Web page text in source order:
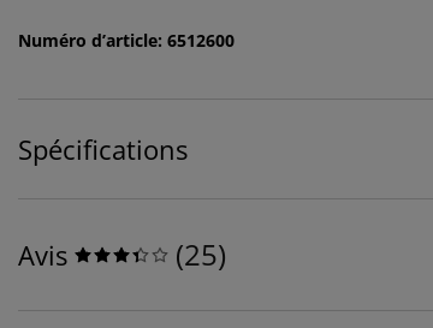
Numéro d’article: 6512600
Spécifications
Avis (25)